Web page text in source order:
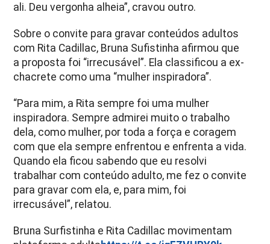
ali. Deu vergonha alheia”, cravou outro.
Sobre o convite para gravar conteúdos adultos
com Rita Cadillac, Bruna Sufistinha afirmou que
a proposta foi “irrecusável”. Ela classificou a ex-
chacrete como uma “mulher inspiradora”.
“Para mim, a Rita sempre foi uma mulher
inspiradora. Sempre admirei muito o trabalho
dela, como mulher, por toda a força e coragem
com que ela sempre enfrentou e enfrenta a vida.
Quando ela ficou sabendo que eu resolvi
trabalhar com conteúdo adulto, me fez o convite
para gravar com ela, e, para mim, foi
irrecusável”, relatou.
Bruna Surfistinha e Rita Cadillac movimentam